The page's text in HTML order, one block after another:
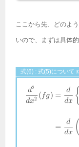
ここから先、どのよ
いので、まずは具体
式(6) : 式(5)について
2
dx2
d2
( fg) =
dx
d {
=
dx
d (